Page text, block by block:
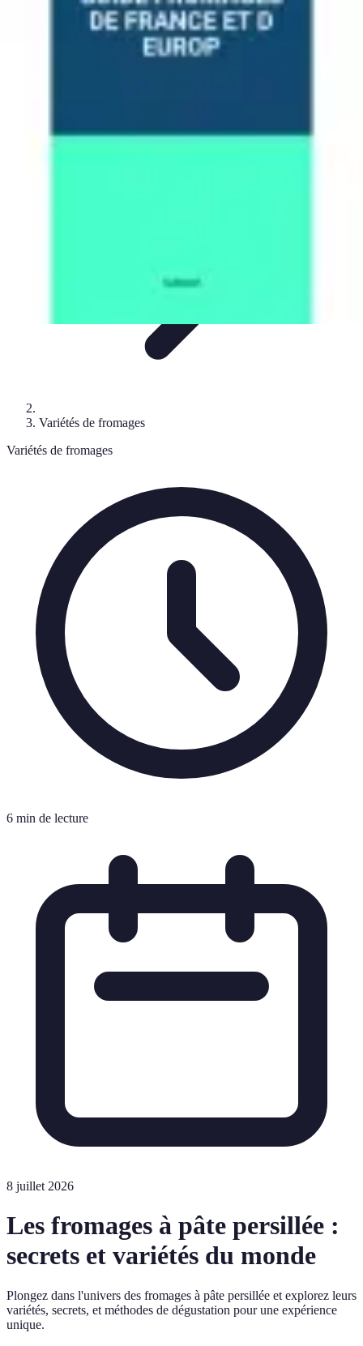
Fromages du Monde
DécouverteDécouvertes
découverte
Variétés de fromages
Variétés de fromages
6 min de lecture
8 juillet 2026
Les fromages à pâte persillée :
secrets et variétés du monde
Plongez dans l'univers des fromages à pâte persillée et explorez leurs
variétés, secrets, et méthodes de dégustation pour une expérience
unique.